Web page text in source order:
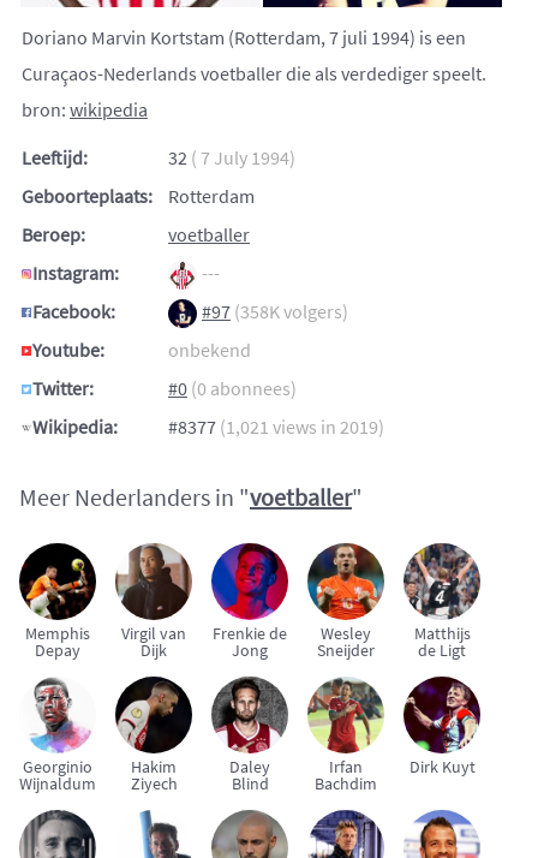
Doriano Marvin Kortstam (Rotterdam, 7 juli 1994) is een
Curaçaos-Nederlands voetballer die als verdediger speelt.
bron: wikipedia
Leeftijd:
32 ( 7 July 1994)
Geboorteplaats:
Rotterdam
Beroep:
voetballer
Instagram:
---
Facebook:
#97 (358K volgers)
Youtube:
onbekend
Twitter:
#0 (0 abonnees)
Wikipedia:
#8377 (1,021 views in 2019)
Meer Nederlanders in "voetballer"
Memphis
Depay
Virgil van
Dijk
Frenkie de
Jong
Wesley
Sneijder
Matthijs
de Ligt
Georginio
Wijnaldum
Hakim
Ziyech
Daley
Blind
Irfan
Bachdim
Dirk Kuyt